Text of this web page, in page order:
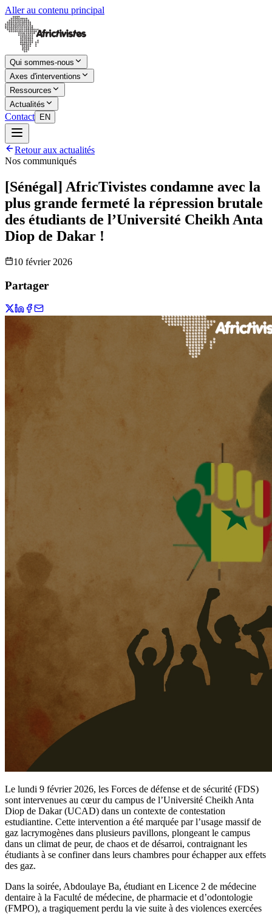
Aller au contenu principal
Qui sommes-nous
Axes d'interventions
Ressources
Actualités
Contact EN
Retour aux actualités
Nos communiqués
[Sénégal] AfricTivistes condamne avec la
plus grande fermeté la répression brutale
des étudiants de l’Université Cheikh Anta
Diop de Dakar !
10 février 2026
Partager
Le lundi 9 février 2026, les Forces de défense et de sécurité (FDS)
sont intervenues au cœur du campus de l’Université Cheikh Anta
Diop de Dakar (UCAD) dans un contexte de contestation
estudiantine. Cette intervention a été marquée par l’usage massif de
gaz lacrymogènes dans plusieurs pavillons, plongeant le campus
dans un climat de peur, de chaos et de désarroi, contraignant les
étudiants à se confiner dans leurs chambres pour échapper aux effets
des gaz.
Dans la soirée, Abdoulaye Ba, étudiant en Licence 2 de médecine
dentaire à la Faculté de médecine, de pharmacie et d’odontologie
(FMPO), a tragiquement perdu la vie suite à des violences exercées